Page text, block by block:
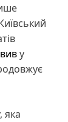
у
яка